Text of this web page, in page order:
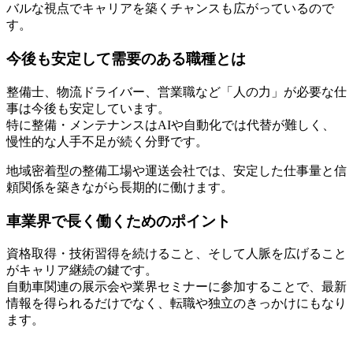
バルな視点でキャリアを築くチャンスも広がっているので
す。
今後も安定して需要のある職種とは
整備士、物流ドライバー、営業職など「人の力」が必要な仕
事は今後も安定しています。
特に整備・メンテナンスはAIや自動化では代替が難しく、
慢性的な人手不足が続く分野です。
地域密着型の整備工場や運送会社では、安定した仕事量と信
頼関係を築きながら長期的に働けます。
車業界で長く働くためのポイント
資格取得・技術習得を続けること、そして人脈を広げること
がキャリア継続の鍵です。
自動車関連の展示会や業界セミナーに参加することで、最新
情報を得られるだけでなく、転職や独立のきっかけにもなり
ます。